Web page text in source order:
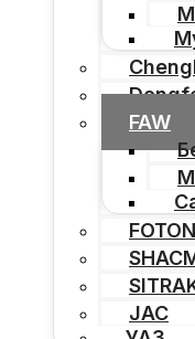
FAW
FOTON
JAC